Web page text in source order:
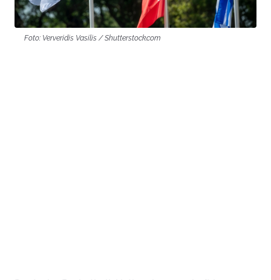
Foto: Ververidis Vasilis / Shutterstock.com